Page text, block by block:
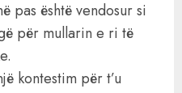
pas është vendosur si
për mullarin e ri të
kontestim për t’u